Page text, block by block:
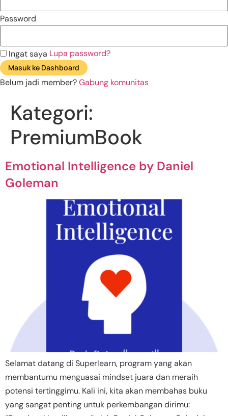
Password
Ingat saya Lupa password?
Masuk ke Dashboard
Belum jadi member?Gabung komunitas
Kategori:
PremiumBook
Emotional Intelligence by Daniel
Goleman
Selamat datang di Superlearn, program yang akan
membantumu menguasai mindset juara dan meraih
potensi tertinggimu. Kali ini, kita akan membahas buku
yang sangat penting untuk perkembangan dirimu: